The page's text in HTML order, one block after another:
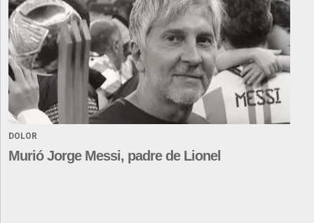
DOLOR
Murió Jorge Messi, padre de Lionel